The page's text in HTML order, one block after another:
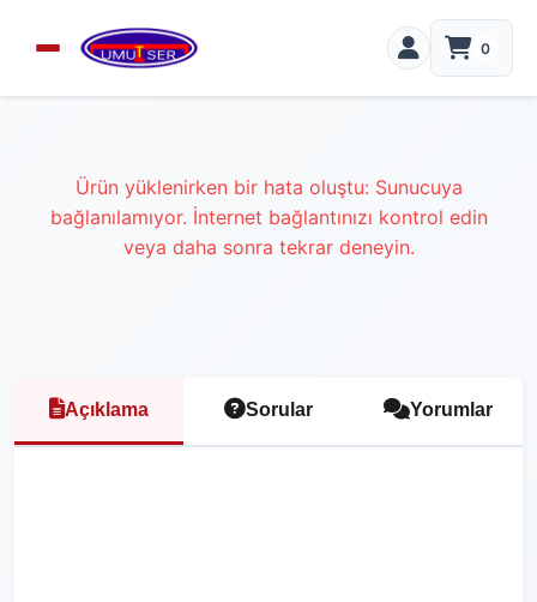
0
Ürün yüklenirken bir hata oluştu: Sunucuya
bağlanılamıyor. İnternet bağlantınızı kontrol edin
veya daha sonra tekrar deneyin.
Açıklama Sorular Yorumlar